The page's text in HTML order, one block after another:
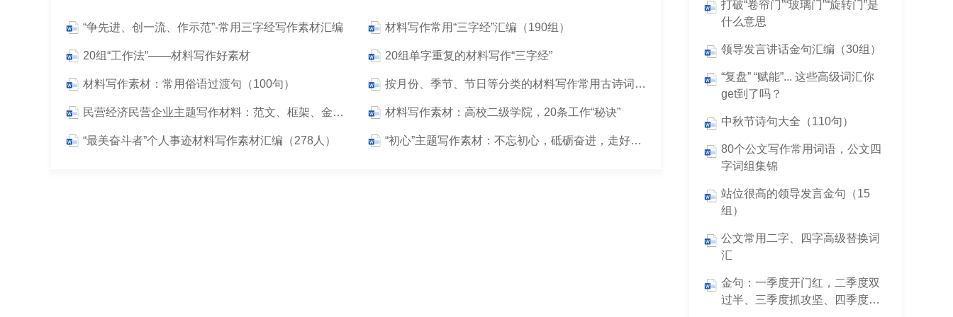
“争先进、创一流、作示范”-常用三字经写作素材汇编 材料写作常用“三字经”汇编（190组）
20组“工作法”——材料写作好素材 20组单字重复的材料写作“三字经”
材料写作素材：常用俗语过渡句（100句） 按月份、季节、节日等分类的材料写作常用古诗词汇编
民营经济民营企业主题写作材料：范文、框架、金句素材汇编 材料写作素材：高校二级学院，20条工作“秘诀”
“最美奋斗者”个人事迹材料写作素材汇编（278人） “初心”主题写作素材：不忘初心，砥砺奋进，走好新时代的长征路
打破“卷帘门”“玻璃门”“旋转门”是
什么意思
领导发言讲话金句汇编（30组）
“复盘” “赋能”... 这些高级词汇你
get到了吗？
中秋节诗句大全（110句）
80个公文写作常用词语，公文四
字词组集锦
站位很高的领导发言金句（15
组）
公文常用二字、四字高级替换词
汇
金句：一季度开门红，二季度双
过半、三季度抓攻坚、四季度保